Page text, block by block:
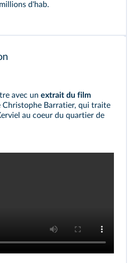
d'hab.
avec un extrait du film
Christophe Barratier, qui traite
au coeur du quartier de